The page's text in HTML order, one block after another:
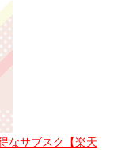
なサブスク【楽天